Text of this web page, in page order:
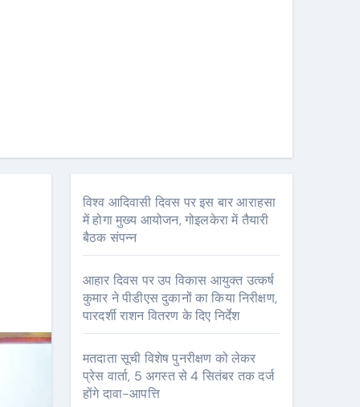
विश्व आदिवासी दिवस पर इस बार आराहसा
में होगा मुख्य आयोजन, गोइलकेरा में तैयारी
बैठक संपन्न
आहार दिवस पर उप विकास आयुक्त उत्कर्ष
कुमार ने पीडीएस दुकानों का किया निरीक्षण,
पारदर्शी राशन वितरण के दिए निर्देश
मतदाता सूची विशेष पुनरीक्षण को लेकर
प्रेस वार्ता, 5 अगस्त से 4 सितंबर तक दर्ज
होंगे दावा-आपत्ति